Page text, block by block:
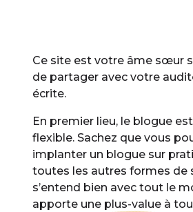
Ce site est votre âme sœur
de partager avec votre
écrite.
En premier lieu, le blogue
flexible. Sachez que vous
implanter un blogue sur
toutes les autres formes de
s’entend bien avec tout le
apporte une plus-value à